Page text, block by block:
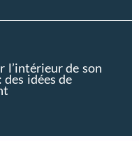
l’intérieur de son
des idées de